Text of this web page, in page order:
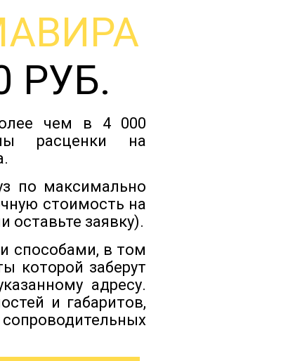
Тарифы
Отзывы
Статьи
Новости
Контакты
РУБ.
чем в 4 000
расценки на
по максимально
стоимость на
оставьте заявку).
способами, в том
которой заберут
адресу.
и габаритов,